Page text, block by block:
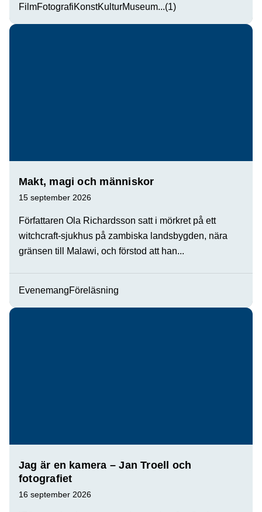
FilmFotografiKonstKulturMuseum...(1)
Makt, magi och människor
15 september 2026
Författaren Ola Richardsson satt i mörkret på ett
witchcraft-sjukhus på zambiska landsbygden, nära
gränsen till Malawi, och förstod att han...
EvenemangFöreläsning
Jag är en kamera – Jan Troell och
fotografiet
16 september 2026